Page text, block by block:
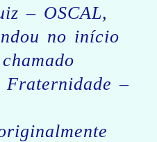
– OSCAL,
no início
Fraternidade –